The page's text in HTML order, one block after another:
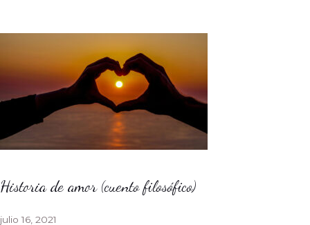
Historia de amor (cuento filosófico)
julio 16, 2021